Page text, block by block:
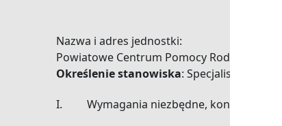
Nazwa i adres jednostki:
Powiatowe Centrum Pomocy Rodzinie w
Określenie stanowiska: Specjalista ds.
I. Wymagania niezbędne, konieczne do